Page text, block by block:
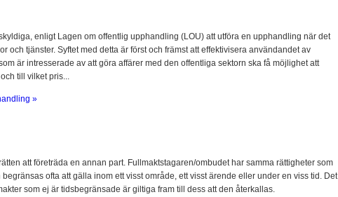
enligt Lagen om offentlig upphandling (LOU) att utföra en upphandling när det
och tjänster. Syftet med detta är först och främst att effektivisera användandet av
är intresserade av att göra affärer med den offentliga sektorn ska få möjlighet att
till vilket pris...
»
att företräda en annan part. Fullmaktstagaren/ombudet har samma rättigheter som
ofta att gälla inom ett visst område, ett visst ärende eller under en viss tid. Det
som ej är tidsbegränsade är giltiga fram till dess att den återkallas.